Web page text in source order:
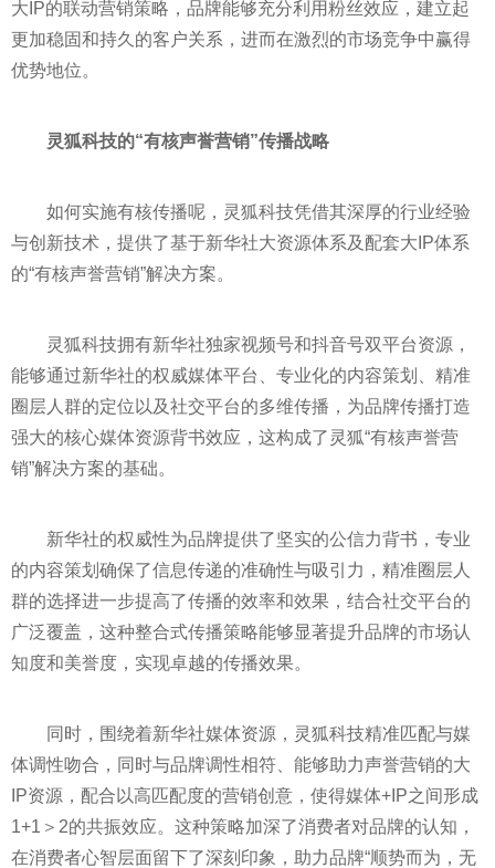
大IP的联动营销策略，品牌能够充分利用粉丝效应，建立起
更加稳固和持久的客户关系，进而在激烈的市场竞争中赢得
优势地位。
灵狐科技的“有核声誉营销”传播战略
如何实施有核传播呢，灵狐科技凭借其深厚的行业经验
与创新技术，提供了基于新华社大资源体系及配套大IP体系
的“有核声誉营销”解决方案。
灵狐科技拥有新华社独家视频号和抖音号双平台资源，
能够通过新华社的权威媒体平台、专业化的内容策划、精准
圈层人群的定位以及社交平台的多维传播，为品牌传播打造
强大的核心媒体资源背书效应，这构成了灵狐“有核声誉营
销”解决方案的基础。
新华社的权威性为品牌提供了坚实的公信力背书，专业
的内容策划确保了信息传递的准确性与吸引力，精准圈层人
群的选择进一步提高了传播的效率和效果，结合社交平台的
广泛覆盖，这种整合式传播策略能够显著提升品牌的市场认
知度和美誉度，实现卓越的传播效果。
同时，围绕着新华社媒体资源，灵狐科技精准匹配与媒
体调性吻合，同时与品牌调性相符、能够助力声誉营销的大
IP资源，配合以高匹配度的营销创意，使得媒体+IP之间形成
1+1＞2的共振效应。这种策略加深了消费者对品牌的认知，
在消费者心智层面留下了深刻印象，助力品牌“顺势而为，无